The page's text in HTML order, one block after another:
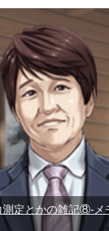
測定とかの雑記⑧-メ